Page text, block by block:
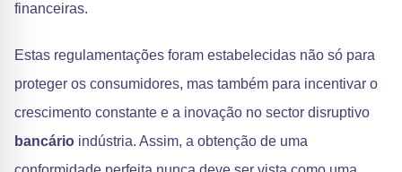
financeiras.
Estas regulamentações foram estabelecidas não só para
proteger os consumidores, mas também para incentivar o
crescimento constante e a inovação no sector disruptivo
bancário indústria. Assim, a obtenção de uma